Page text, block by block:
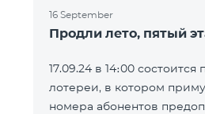
16 September
Продли лето, пятый
17.09.24 в 14։00
лотереи, в котором
номера абонентов